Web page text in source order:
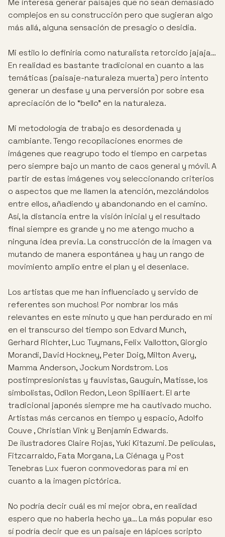
complejos en su construcción pero que sugieran algo
más allá, alguna sensación de presagio o desidia.
Mi estilo lo definiría como naturalista retorcido jajaja…
En realidad es bastante tradicional en cuanto a las
temáticas (paisaje-naturaleza muerta) pero intento
generar un desfase y una perversión por sobre esa
apreciación de lo “bello” en la naturaleza.
Mi metodología de trabajo es desordenada y
cambiante. Tengo recopilaciones enormes de
imágenes que reagrupo todo el tiempo en carpetas
pero siempre bajo un manto de caos general y móvil. A
partir de estas imágenes voy seleccionando criterios
o aspectos que me llamen la atención, mezclándolos
entre ellos, añadiendo y abandonando en el camino.
Así, la distancia entre la visión inicial y el resultado
final siempre es grande y no me atengo mucho a
ninguna idea previa. La construcción de la imagen va
mutando de manera espontánea y hay un rango de
movimiento amplio entre el plan y el desenlace.
Los artistas que me han influenciado y servido de
referentes son muchos! Por nombrar los más
relevantes en este minuto y que han perdurado en mí
en el transcurso del tiempo son Edvard Munch,
Gerhard Richter, Luc Tuymans, Felix Vallotton, Giorgio
Morandi, David Hockney, Peter Doig, Milton Avery,
Mamma Anderson, Jockum Nordstrom. Los
postimpresionistas y fauvistas, Gauguin, Matisse, los
simbolistas, Odilon Redon, Leon Spilliaert. El arte
tradicional japonés siempre me ha cautivado mucho.
Artistas más cercanos en tiempo y espacio, Adolfo
Couve , Christian Vink y Benjamín Edwards.
De ilustradores Claire Rojas, Yuki Kitazumi. De películas,
Fitzcarraldo, Fata Morgana, La Ciénaga y Post
Tenebras Lux fueron conmovedoras para mi en
cuanto a la imagen pictórica.
No podría decir cuál es mi mejor obra, en realidad
espero que no haberla hecho ya… La más popular eso
sí podría decir que es un paisaje en lápices scripto